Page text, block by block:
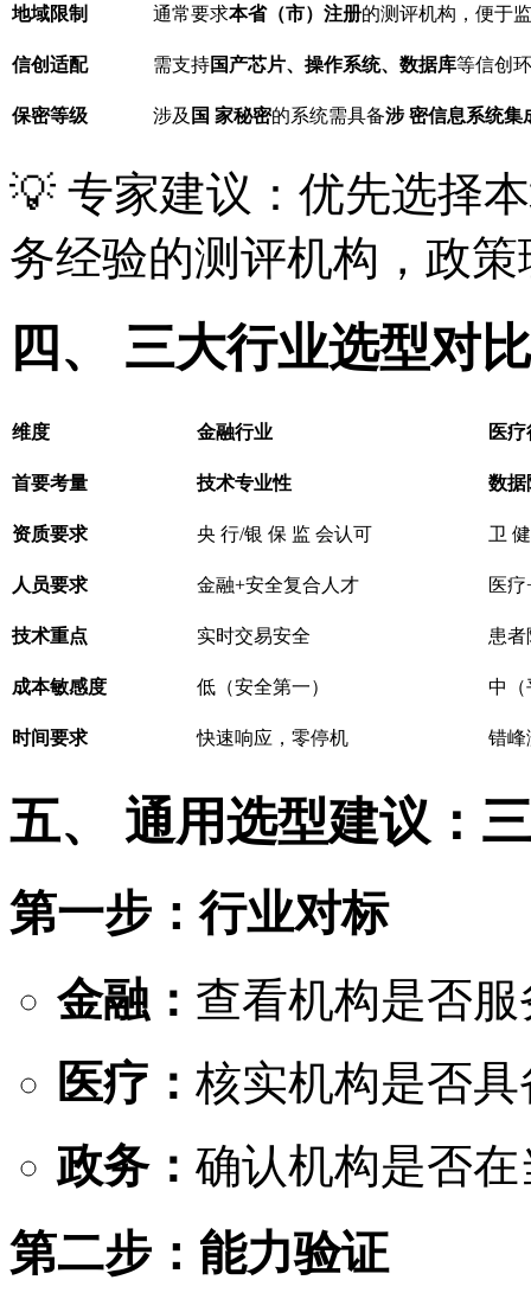
地域限制 通常要求本省（市）注册的测评机构，便于
信创适配 需支持国产芯片、操作系统、数据库等信创
保密等级 涉及 国 家秘密的系统需具备涉 密信息系统集
💡 专家建议：优先选择
务经验的测评机构，政
四、 三大行业选型对
维度 金融行业 医
首要考量 技术专业性 数据
资质要求 央 行/银 保 监 会认可 卫
人员要求 金融+安全复合人才 医
技术重点 实时交易安全 患者
成本敏感度 低（安全第一） 中（
时间要求 快速响应，零停机 错峰
五、 通用选型建议：
第一步：行业对标
金融： 查看机构是否
医疗： 核实机构是否
政务： 确认机构是否
第二步：能力验证